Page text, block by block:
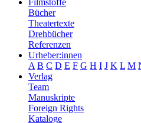
Bücher
Theatertexte
Drehbücher
Referenzen
Urheber:innen
A B C D E F G H I J K L M
Verlag
Team
Manuskripte
Foreign Rights
Kataloge